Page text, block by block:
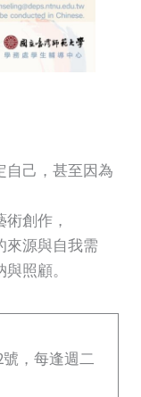
自己，甚至因為
創作，
來源與自我需
照顧。
，每逢週二